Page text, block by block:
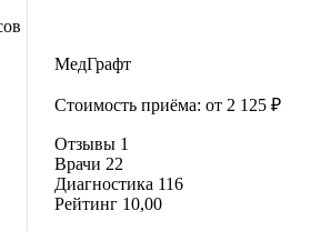
МедГрафт
Стоимость приёма: от 2 125 ₽
Отзывы 1
Врачи 22
Диагностика 116
Рейтинг 10,00